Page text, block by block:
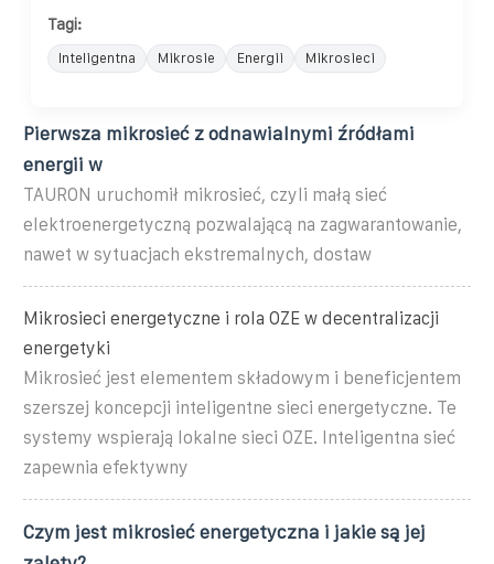
Tagi:
Inteligentna Mikrosie Energii Mikrosieci
Pierwsza mikrosieć z odnawialnymi źródłami
energii w
TAURON uruchomił mikrosieć, czyli małą sieć
elektroenergetyczną pozwalającą na zagwarantowanie,
nawet w sytuacjach ekstremalnych, dostaw
Mikrosieci energetyczne i rola OZE w decentralizacji
energetyki
Mikrosieć jest elementem składowym i beneficjentem
szerszej koncepcji inteligentne sieci energetyczne. Te
systemy wspierają lokalne sieci OZE. Inteligentna sieć
zapewnia efektywny
Czym jest mikrosieć energetyczna i jakie są jej